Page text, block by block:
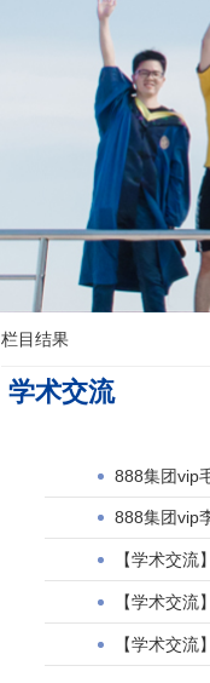
栏目结果
学术交流
888集团vip
888集团vip
【学术交
【学术交
【学术交流